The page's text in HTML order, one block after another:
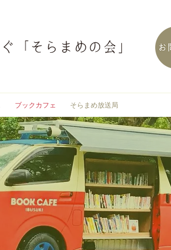
ブックカフェ そらまめ放送局